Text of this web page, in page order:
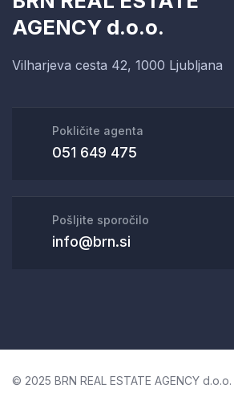
AGENCY d.o.o.
Vilharjeva cesta 42, 1000 Ljubljana
Pokličite agenta
051 649 475
Pošljite sporočilo
info@brn.si
© 2025 BRN REAL ESTATE AGENCY d.o.o.